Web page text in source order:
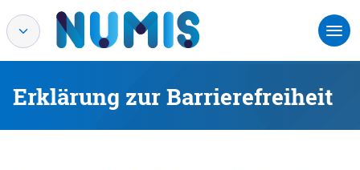
Erklärung zur Barrierefreiheit